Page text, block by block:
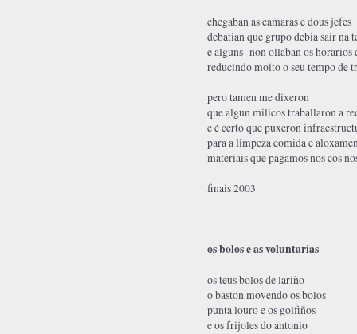
chegaban as camaras e dous jefes
debatian que grupo debia sair na
e alguns non ollaban os horarios
reducindo moito o seu tempo de
pero tamen me dixeron
que algun milicos traballaron a
e é certo que puxeron
para a limpeza comida e
materiais que pagamos nos cos
finais 2003
os bolos e as voluntarias
os teus bolos de lariño
o baston movendo os bolos
punta louro e os golfiños
e os frijoles do antonio